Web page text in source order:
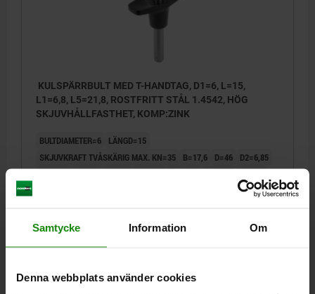
Samtycke Information Om
Denna webbplats använder cookies
KULSPÄRRBULT MED T-HANDTAG, D1=6, L=15,
L1=6,8, L5=21,8, ROSTFRITT STÅL 1.4542, HÖG
SKJUVHÅLLFASTHET, KOMP:ZINK
BULTDIAMETER=6
LÄNGD=15
SKJUVKRAFT TVÅSKÄRIG MAX. KN=35
B=17,6 D=46
D2=6,85
204,62 kr
Exkl. leveranskostnader